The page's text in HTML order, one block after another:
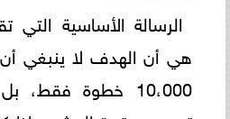
الرسالة الأساسية التي
هي أن الهدف لا ينبغي
10،000 خطوة